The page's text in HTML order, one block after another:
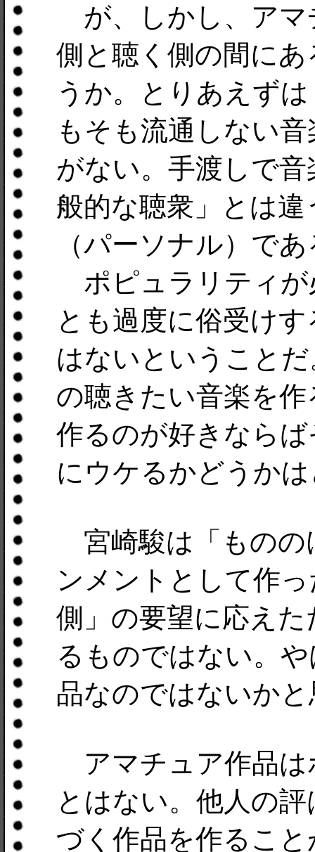
が、しかし、アマ
側と聴く側の間に
うか。とりあえず
もそも流通しない
がない。手渡しで
般的な聴衆」とは
（パーソナル）で
ポピュラリティが
とも過度に俗受け
はないということ
の聴きたい音楽を
作るのが好きなら
にウケるかどうか
宮崎駿は「ものの
ンメントとして作
側」の要望に応え
るものではない。
品なのではないか
アマチュア作品は
とはない。他人の
づく作品を作るこ